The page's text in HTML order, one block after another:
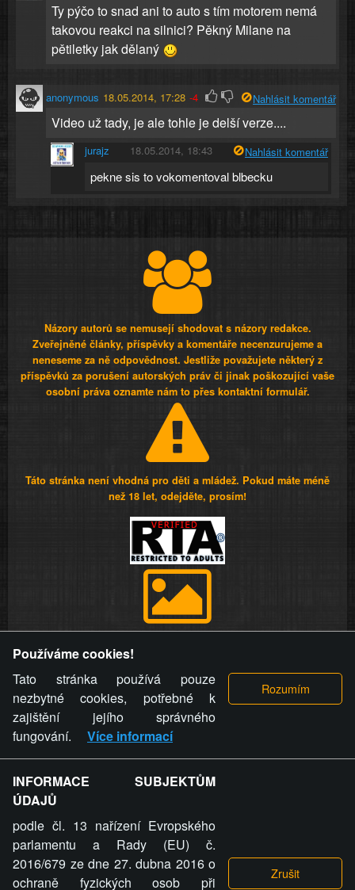
Ty pýčo to snad ani to auto s tím motorem nemá
takovou reakci na silnici? Pěkný Milane na
pětiletky jak dělaný
anonymous 18.05.2014, 17:28 -4 Nahlásit komentář
Video už tady, je ale tohle je delší verze....
jurajz 18.05.2014, 18:43 Nahlásit komentář
pekne sis to vokomentoval blbecku
Názory autorů se nemusejí shodovat s názory redakce.
Zveřejněné články, příspěvky a komentáře necenzurujeme a
neneseme za ně odpovědnost. Jestliže považujete některý z
příspěvků za porušení autorských práv či jinak poškozující vaše
osobní práva oznamte nám to přes kontaktní formulář.
Táto stránka není vhodná pro děti a mládež. Pokud máte méně
než 18 let, odejděte, prosím!
videa a komentáře. Osoba, které se toto opatření provozovatele
stránky týče, ani osoba, která umístila fotografii nebo video na
stránku, nemůže z důvodu odstranění fotografie, videa nebo
komentáře pro výše uvedenou okolnost uplatnit vůči
provozovateli stránky žádný nárok na náhradu škody nebo
nemajetkové újmy.
ZVRÁCENÝ.CZ - Svět není zvrácenej. To jen
ty lidi...
Používáme cookies!
Tato stránka používá pouze
nezbytné cookies, potřebné k
zajištění jejího správného
fungování.
Více informací
INFORMACE SUBJEKTŮM
ÚDAJŮ
podle čl. 13 nařízení Evropského
parlamentu a Rady (EU) č.
2016/679 ze dne 27. dubna 2016 o
ochraně fyzických osob při